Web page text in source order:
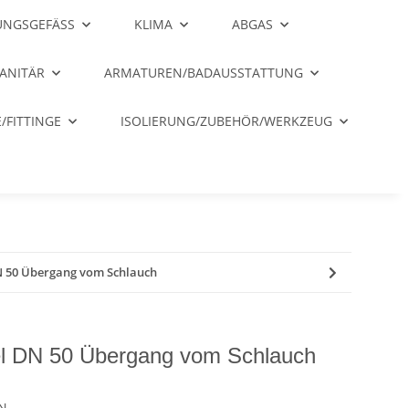
KLIMA ABGAS
ARMATUREN/BADAUSSTATTUNG
FITTINGE ISOLIERUNG/ZUBEHÖR/WERKZEUG
Übergang vom Schlauch
DN 50 Übergang vom Schlauch